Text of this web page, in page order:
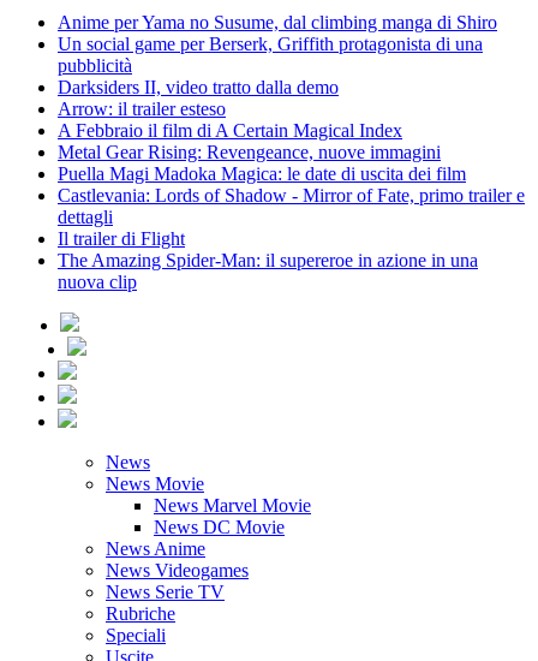
Anime per Yama no Susume, dal climbing manga di Shiro
Un social game per Berserk, Griffith protagonista di una
pubblicità
Darksiders II, video tratto dalla demo
Arrow: il trailer esteso
A Febbraio il film di A Certain Magical Index
Metal Gear Rising: Revengeance, nuove immagini
Puella Magi Madoka Magica: le date di uscita dei film
Castlevania: Lords of Shadow - Mirror of Fate, primo trailer e
dettagli
Il trailer di Flight
The Amazing Spider-Man: il supereroe in azione in una
nuova clip
News
News Movie
News Marvel Movie
News DC Movie
News Anime
News Videogames
News Serie TV
Rubriche
Speciali
Uscite